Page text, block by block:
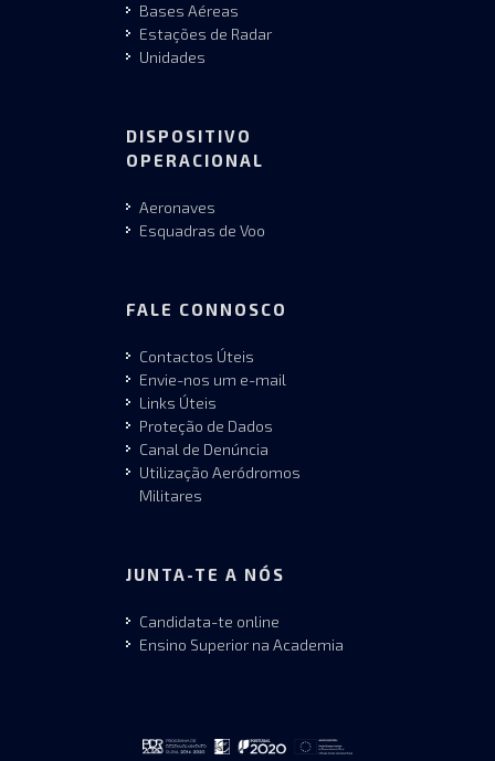
Bases Aéreas
Estações de Radar
Unidades
DISPOSITIVO
OPERACIONAL
Aeronaves
Esquadras de Voo
FALE CONNOSCO
Contactos Úteis
Envie-nos um e-mail
Links Úteis
Proteção de Dados
Canal de Denúncia
Utilização Aeródromos
Militares
JUNTA-TE A NÓS
Candidata-te online
Ensino Superior na Academia